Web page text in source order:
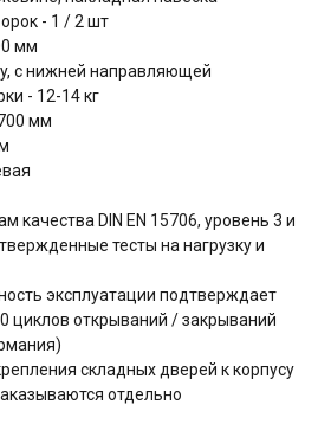
- 1 / 2 шт
мм
c нижней направляющей
- 12-14 кг
мм
качества DIN EN 15706, уровень 3 и
тесты на нагрузку и
эксплуатации подтверждает
циклов открываний / закрываний
складных дверей к корпусу
отдельно